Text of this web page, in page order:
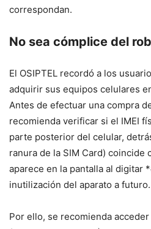
correspondan.
No sea cómplice del
El OSIPTEL recordó a los
adquirir sus equipos celulares
Antes de efectuar una compra
recomienda verificar si el IMEI
parte posterior del celular,
ranura de la SIM Card) coincide
aparece en la pantalla al digitar
inutilización del aparato a futuro.
Por ello, se recomienda